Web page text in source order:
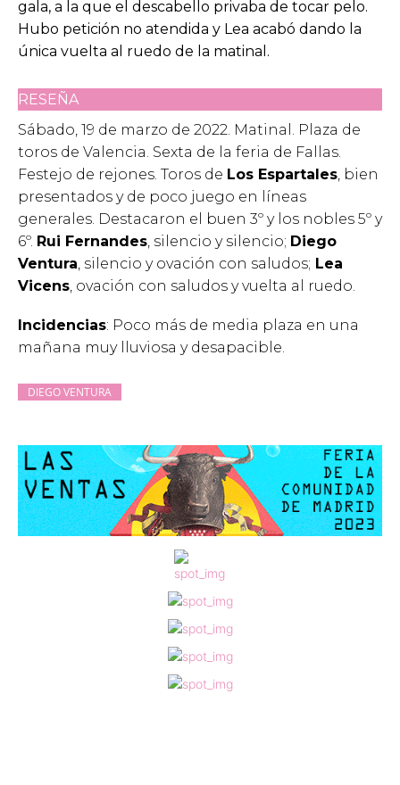
gala, a la que el descabello privaba de tocar pelo.
Hubo petición no atendida y Lea acabó dando la
única vuelta al ruedo de la matinal.
RESEÑA
Sábado, 19 de marzo de 2022. Matinal. Plaza de
toros de Valencia. Sexta de la feria de Fallas.
Festejo de rejones. Toros de Los Espartales, bien
presentados y de poco juego en líneas
generales. Destacaron el buen 3º y los nobles 5º y
6º. Rui Fernandes, silencio y silencio; Diego
Ventura, silencio y ovación con saludos; Lea
Vicens, ovación con saludos y vuelta al ruedo.
Incidencias: Poco más de media plaza en una
mañana muy lluviosa y desapacible.
DIEGO VENTURA